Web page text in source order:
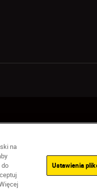
Warunki korzystania z Nikon
na
Ustawienia